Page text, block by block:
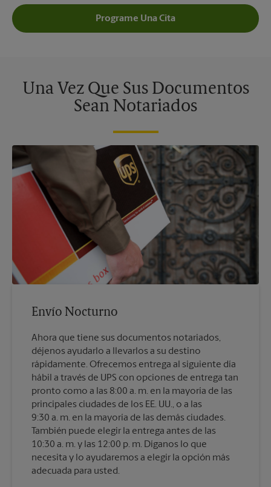
Programe Una Cita
Una Vez Que Sus Documentos
Sean Notariados
Envío Nocturno
Ahora que tiene sus documentos notariados,
déjenos ayudarlo a llevarlos a su destino
rápidamente. Ofrecemos entrega al siguiente día
hábil a través de UPS con opciones de entrega tan
pronto como a las 8:00 a. m. en la mayoría de las
principales ciudades de los EE. UU., o a las
9:30 a. m. en la mayoría de las demás ciudades.
También puede elegir la entrega antes de las
10:30 a. m. y las 12:00 p. m. Díganos lo que
necesita y lo ayudaremos a elegir la opción más
adecuada para usted.